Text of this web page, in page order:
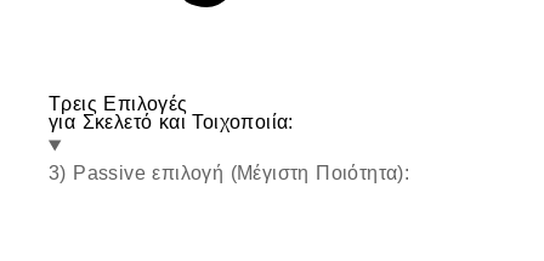
Τρεις Επιλογές
για Σκελετό και Τοιχοποιία:
3) Passive επιλογή (Μέγιστη Ποιότητα):